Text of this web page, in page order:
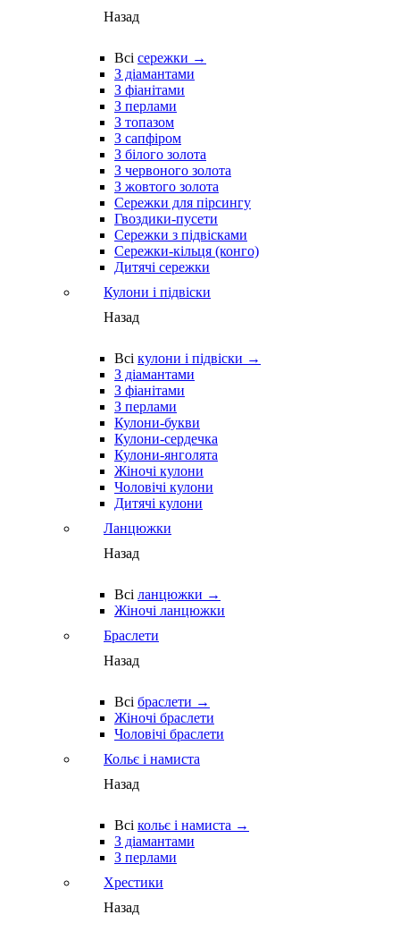
Назад
Всі сережки →
З діамантами
З фіанітами
З перлами
З топазом
З сапфіром
З білого золота
З червоного золота
З жовтого золота
Сережки для пірсингу
Гвоздики-пусети
Сережки з підвісками
Сережки-кільця (конго)
Дитячі сережки
Кулони і підвіски
Назад
Всі кулони і підвіски →
З діамантами
З фіанітами
З перлами
Кулони-букви
Кулони-сердечка
Кулони-янголята
Жіночі кулони
Чоловічі кулони
Дитячі кулони
Ланцюжки
Назад
Всі ланцюжки →
Жіночі ланцюжки
Браслети
Назад
Всі браслети →
Жіночі браслети
Чоловічі браслети
Кольє і намиста
Назад
Всі кольє і намиста →
З діамантами
З перлами
Хрестики
Назад